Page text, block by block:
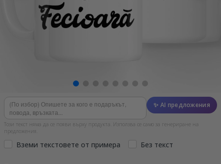
✨ AI предложения
Този текст няма да се появи върху продукта. Използва се само за генериране на
предложения.
Вземи текстовете от примера Без текст